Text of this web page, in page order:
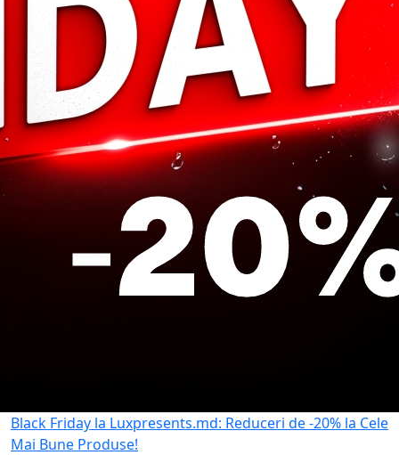
Black Friday la Luxpresents.md: Reduceri de -20% la Cele
Mai Bune Produse!